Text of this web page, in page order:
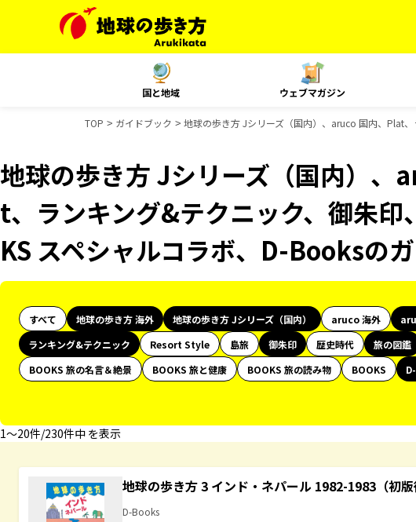
国と地域 ウェブマガジン
TOP ガイドブック 地球の歩き方 Jシリーズ（国内）、aruco 国内、Plat
地球の歩き方 Jシリーズ（国内）、
t、ランキング&テクニック、御朱印
KS スペシャルコラボ、D-Booksの
すべて 地球の歩き方 海外 地球の歩き方 Jシリーズ（国内） aruco 海外
ランキング&テクニック
Resort Style 島旅 御朱印 歴史時代 旅の図鑑
BOOKS 旅の名言＆絶景
BOOKS 旅と健康 BOOKS 旅の読み物 BOOKS
1〜20件/230件中 を表示
地球の歩き方 3 インド・ネパール 1982-1983（初版
D-Books